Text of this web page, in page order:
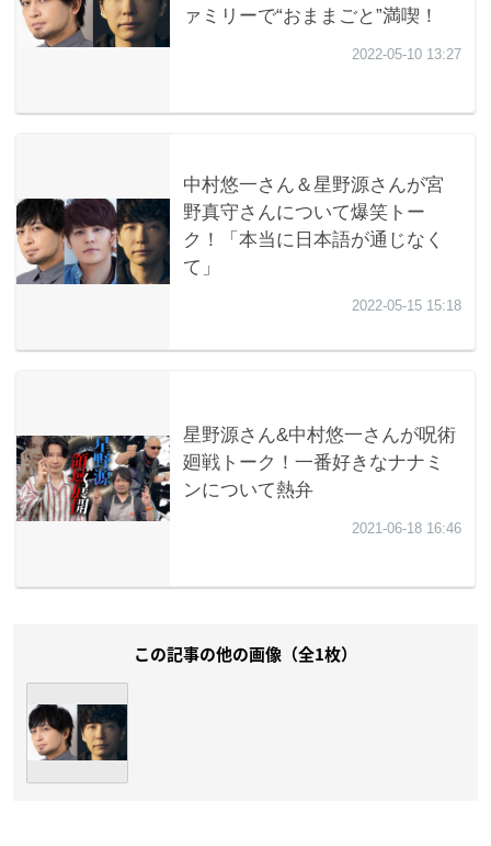
この記事の他の画像（全1枚）